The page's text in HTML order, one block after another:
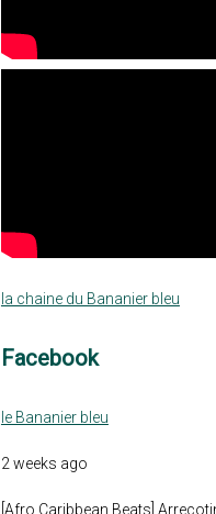
la chaine du Bananier bleu
Facebook
le Bananier bleu
2 weeks ago
[Afro Caribbean Beats]